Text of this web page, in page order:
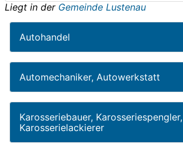
Liegt in der Gemeinde Lustenau
Autohandel
Automechaniker, Autowerkstatt
Karosseriebauer, Karosseriespengler,
Karosserielackierer